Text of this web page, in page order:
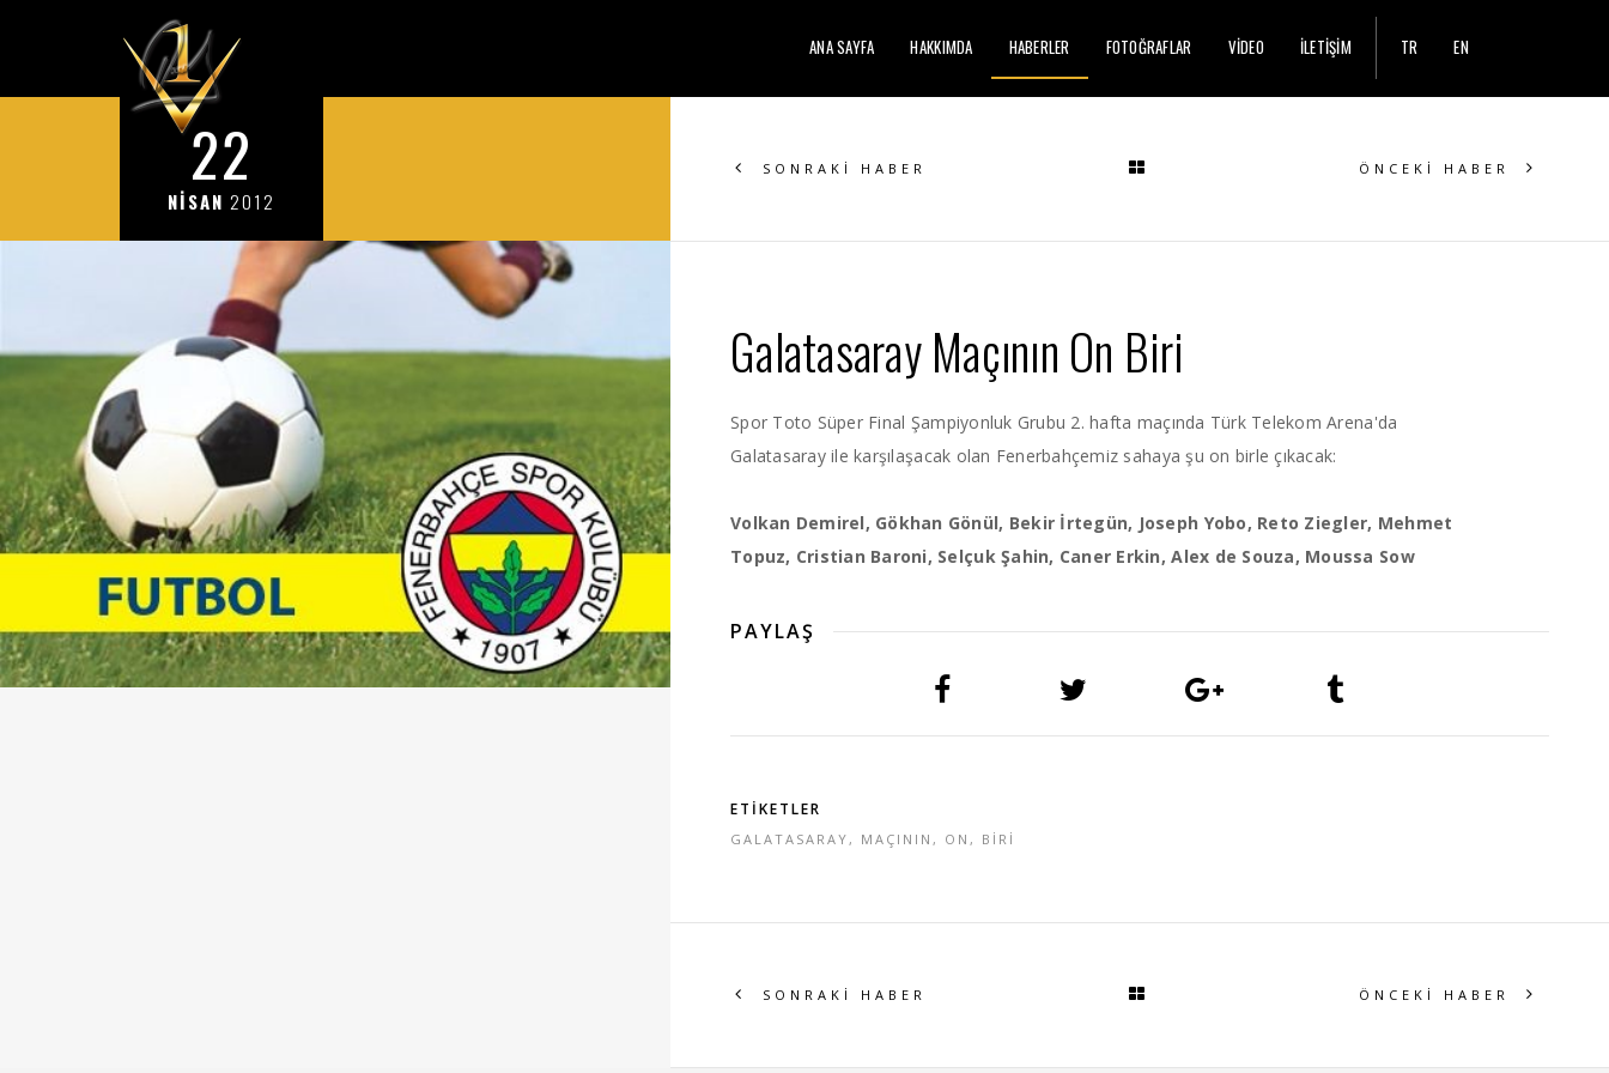
ANA SAYFA HAKKIMDA HABERLER FOTOĞRAFLAR VİDEO İLETİŞİM TR EN
22
NİSAN 2012
SONRAKİ HABER ÖNCEKİ HABER
Galatasaray Maçının On Biri
Spor Toto Süper Final Şampiyonluk Grubu 2. hafta maçında Türk Telekom Arena'da
Galatasaray ile karşılaşacak olan Fenerbahçemiz sahaya şu on birle çıkacak:
Volkan Demirel, Gökhan Gönül, Bekir İrtegün, Joseph Yobo, Reto Ziegler, Mehmet
Topuz, Cristian Baroni, Selçuk Şahin, Caner Erkin, Alex de Souza, Moussa Sow
PAYLAŞ
ETİKETLER
GALATASARAY, MAÇININ , ON , BİRİ
SONRAKİ HABER ÖNCEKİ HABER